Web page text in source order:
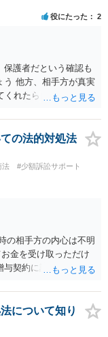
役にたった 2
護者だという確認も
う 他方、相手方が真実
くれたら自慰行為など
しい、などの要望を
を送信してしまいま
気の写真を交換して
れたので教えたりと
は、青少年条例違反
知らなくても処罰可
の法的対処法
法
#少額訴訟サポート
の相手方の内心は不明
金を受け取っただけ
与契約に該当すると思
さい。 ご不安であれ
ません。 以上、ご参
について知り